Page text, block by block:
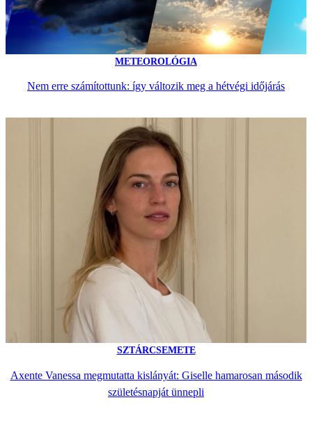
METEOROLÓGIA
Nem erre számítottunk: így változik meg a hétvégi időjárás
SZTÁRCSEMETE
Axente Vanessa megmutatta kislányát: Giselle hamarosan második
születésnapját ünnepli